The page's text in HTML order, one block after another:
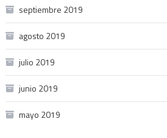
septiembre 2019
agosto 2019
julio 2019
junio 2019
mayo 2019